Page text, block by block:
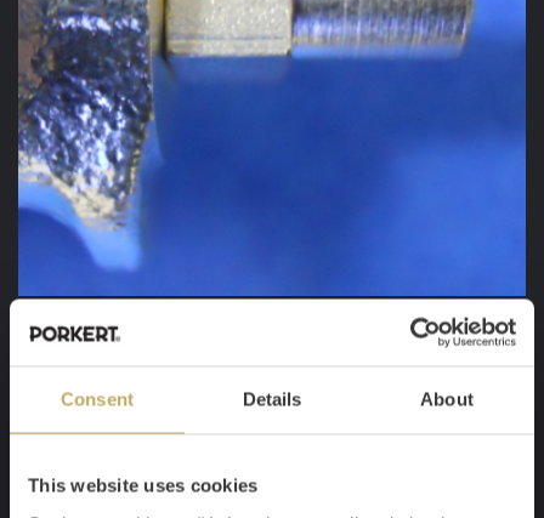
Consent Details About
This website uses cookies